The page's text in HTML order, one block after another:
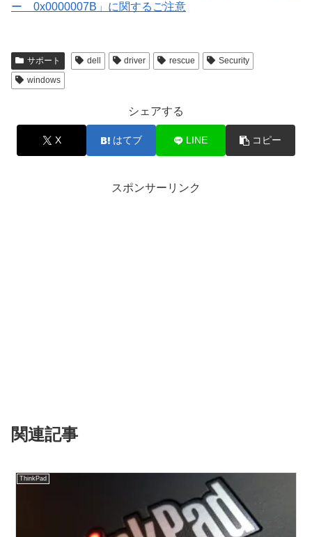
ー 0x0000007B」に関するご注意
サポート dell driver rescue
Security
windows
シェアする
X はてブ LINE コピー
スポンサーリンク
関連記事
ThinkPad